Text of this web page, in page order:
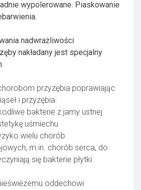
wypolerowane. Piaskowanie
nadwrażliwości
nakładany jest specjalny
przyzębia poprawiając
i przyzębia
bakterie z jamy ustnej
uśmiechu
wielu chorób
m.in. chorób serca, do
się bakterie płytki
oddechowi